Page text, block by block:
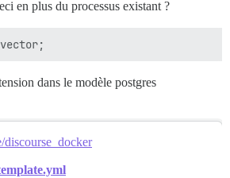
en plus du processus existant ?
dans le modèle postgres
discourse_docker